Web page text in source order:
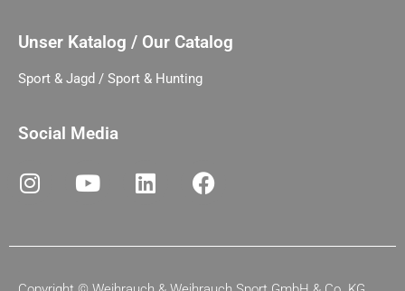
Unser Katalog / Our Catalog
Sport & Jagd / Sport & Hunting
Social Media